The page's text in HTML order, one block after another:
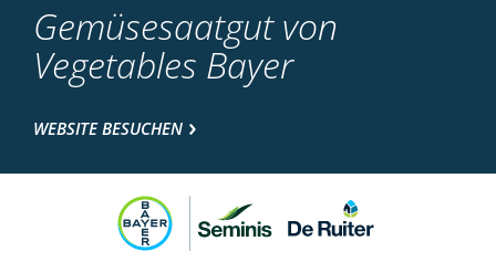
Gemüsesaatgut von
Vegetables Bayer
WEBSITE BESUCHEN